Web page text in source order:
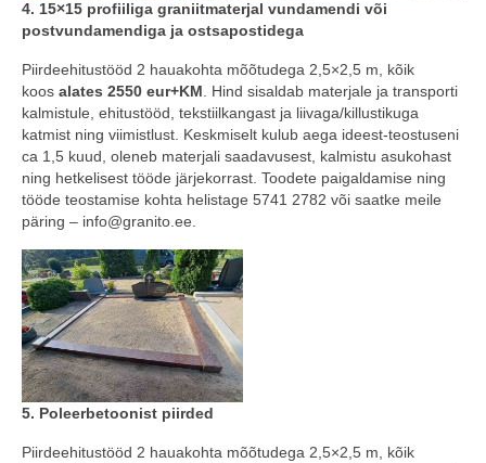
4. 15×15 profiiliga graniitmaterjal vundamendi või
postvundamendiga ja ostsapostidega
Piirdeehitustööd 2 hauakohta mõõtudega 2,5×2,5 m, kõik
koos alates 2550 eur+KM . Hind sisaldab materjale ja transporti
kalmistule, ehitustööd, tekstiilkangast ja liivaga/killustikuga
katmist ning viimistlust. Keskmiselt kulub aega ideest-teostuseni
ca 1,5 kuud, oleneb materjali saadavusest, kalmistu asukohast
ning hetkelisest tööde järjekorrast. Toodete paigaldamise ning
tööde teostamise kohta helistage 5741 2782 või saatke meile
päring – info@granito.ee.
5. Poleerbetoonist piirded
Piirdeehitustööd 2 hauakohta mõõtudega 2,5×2,5 m, kõik